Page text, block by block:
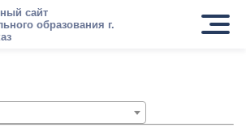
сайт
образования г.